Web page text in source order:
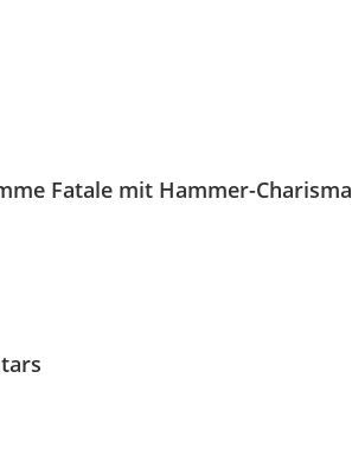
Fatale mit Hammer-Charisma